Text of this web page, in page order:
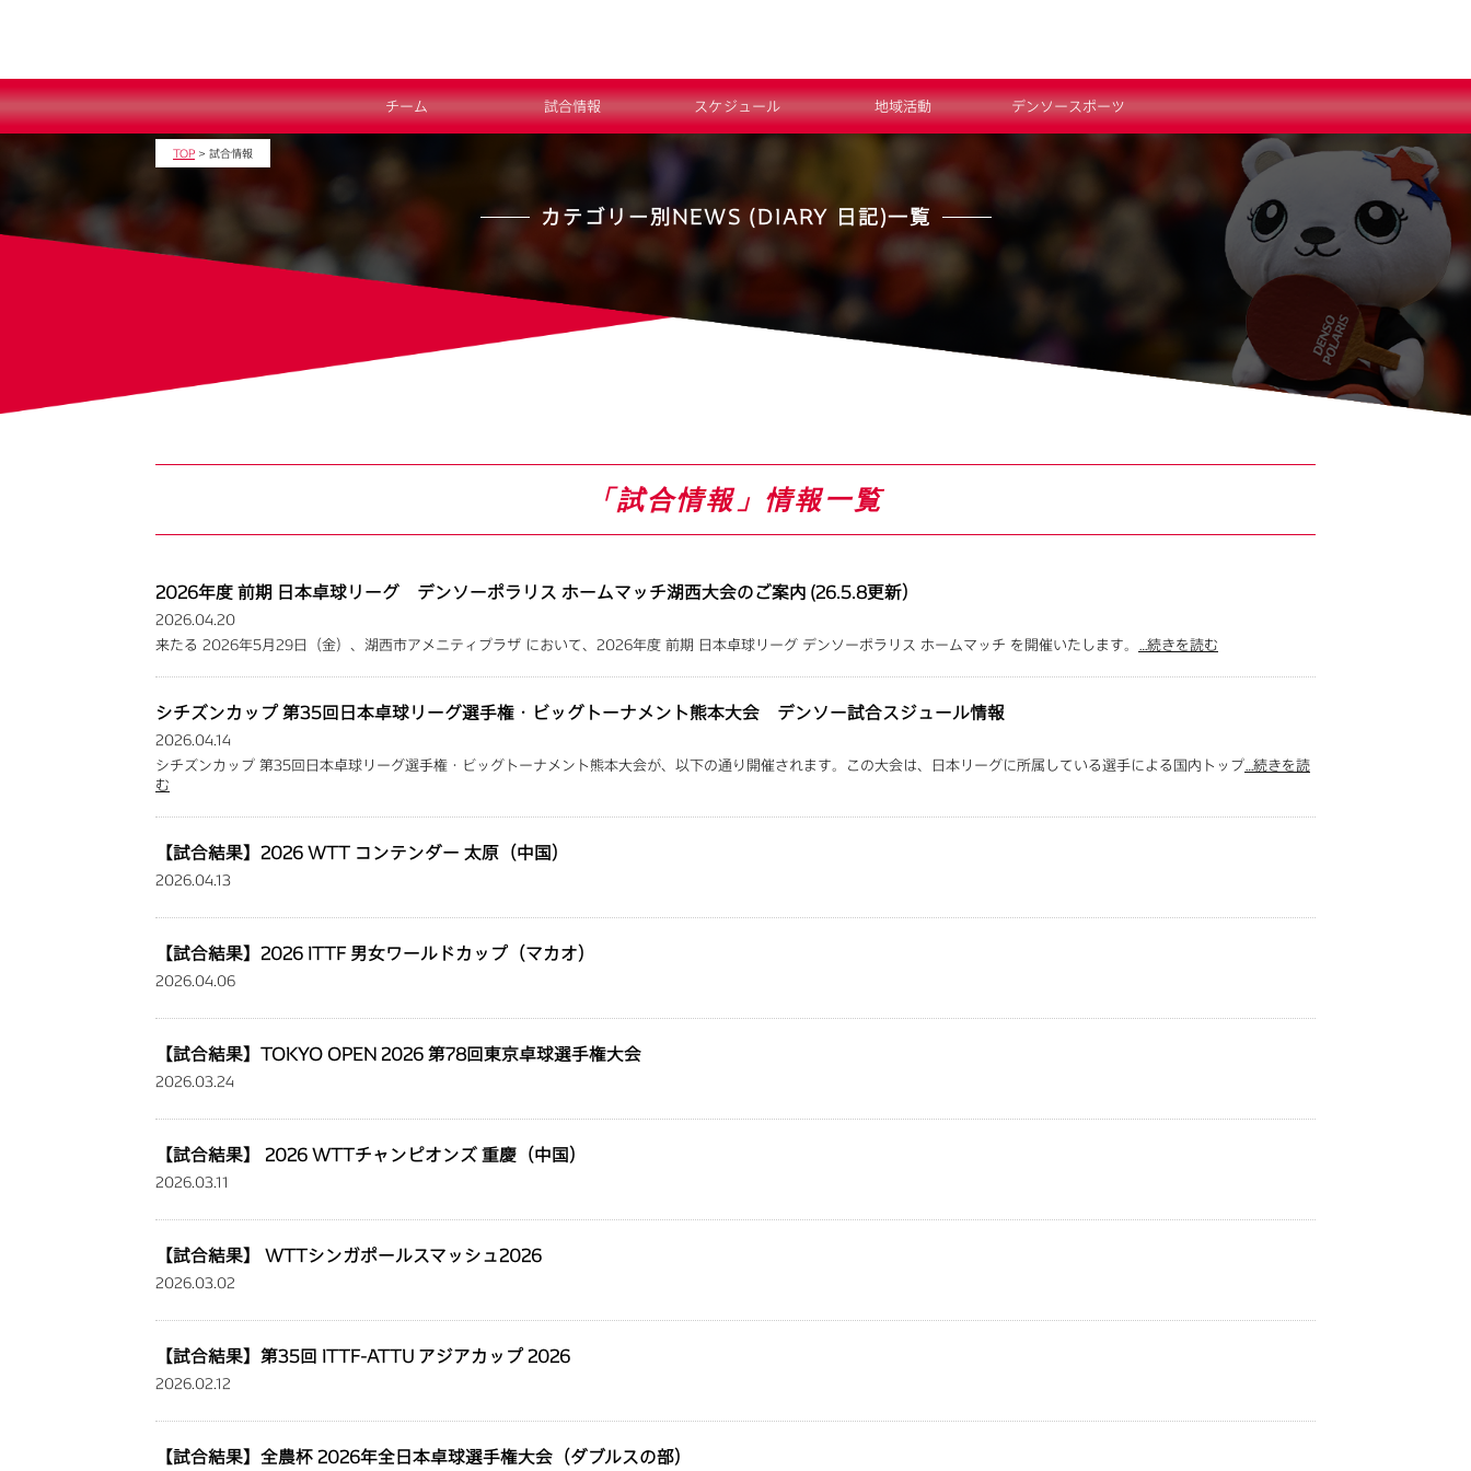
チーム 試合情報 スケジュール 地域活動 デンソースポーツ
TOP > 試合情報
カテゴリー別NEWS (DIARY 日記)一覧
「試合情報」情報一覧
2026年度 前期 日本卓球リーグ デンソーポラリス ホームマッチ湖西大会のご案内 (26.5.8更新）
2026.04.20
来たる 2026年5月29日（金）、湖西市アメニティプラザ において、2026年度 前期 日本卓球リーグ デンソーポラリス ホームマッチ を開催いたします。 …続きを読む
シチズンカップ 第35回日本卓球リーグ選手権・ビッグトーナメント熊本大会 デンソー試合スジュール情報
2026.04.14
シチズンカップ 第35回日本卓球リーグ選手権・ビッグトーナメント熊本大会が、以下の通り開催されます。この大会は、日本リーグに所属している選手による国内トップ…続きを読
む
【試合結果】2026 WTT コンテンダー 太原（中国）
2026.04.13
【試合結果】2026 ITTF 男女ワールドカップ（マカオ）
2026.04.06
【試合結果】TOKYO OPEN 2026 第78回東京卓球選手権大会
2026.03.24
【試合結果】 2026 WTTチャンピオンズ 重慶（中国）
2026.03.11
【試合結果】 WTTシンガポールスマッシュ2026
2026.03.02
【試合結果】第35回 ITTF-ATTU アジアカップ 2026
2026.02.12
【試合結果】全農杯 2026年全日本卓球選手権大会（ダブルスの部）